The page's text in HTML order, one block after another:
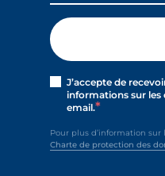
J’accepte de
informations sur
email.
Pour plus d’information
Charte de protection des